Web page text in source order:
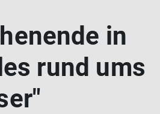
in
rund ums